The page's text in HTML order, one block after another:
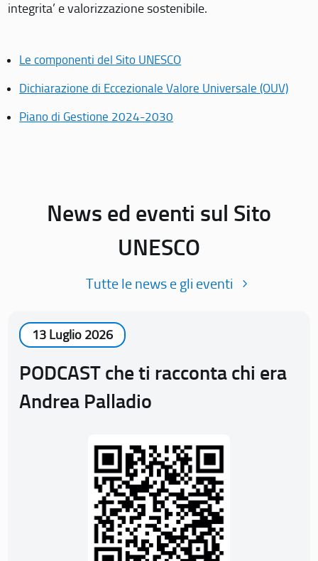
integrita’ e valorizzazione sostenibile.
Le componenti del Sito UNESCO
Dichiarazione di Eccezionale Valore Universale (OUV)
Piano di Gestione 2024-2030
News ed eventi sul Sito
UNESCO
Tutte le news e gli eventi
13 Luglio 2026
PODCAST che ti racconta chi era
Andrea Palladio